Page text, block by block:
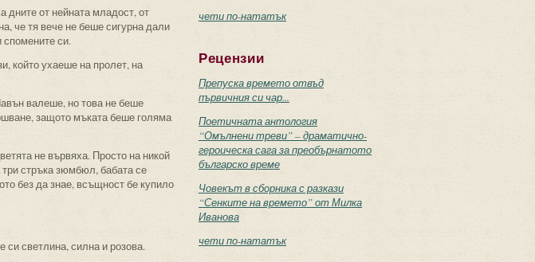
дните от нейната младост, от
че тя вече не беше сигурна дали
си.
който ухаеше на пролет, на
валеше, но това не беше
защото мъката беше голяма
не вървяха. Просто на никой
стръка зюмбюл, бабата се
без да знае, всъщност бе купило
си светлина, силна и розова.
чети по-нататък
Рецензии
Препуска времето отвъд
първичния си чар...
Поетичната антология
“Омълнени треви” – драматично-
героическа сага за преобърнатото
българско време
Човекът в сборника с разкази
“Сенките на времето” от Милка
Иванова
чети по-нататък